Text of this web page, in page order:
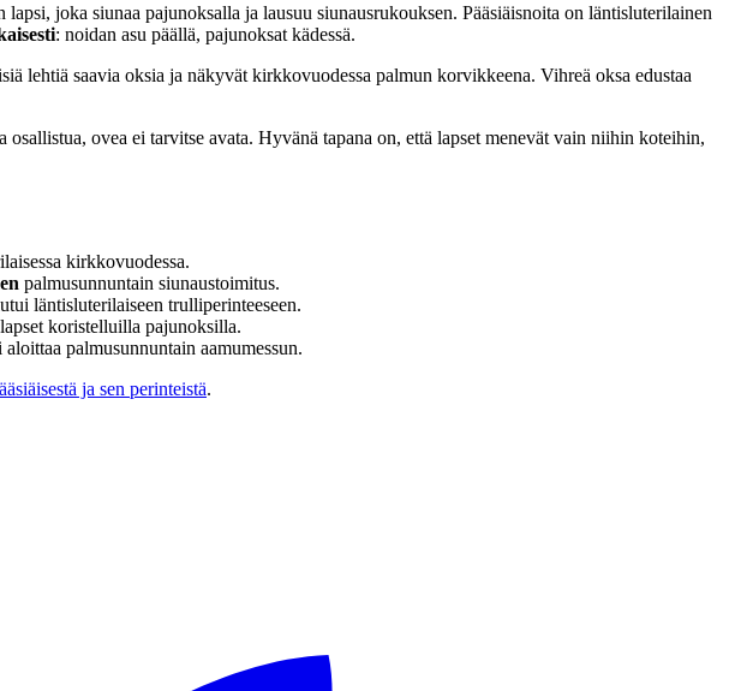
joka siunaa pajunoksalla ja lausuu siunausrukouksen. Pääsiäisnoita on läntisluterilainen
: noidan asu päällä, pajunoksat kädessä.
lehtiä saavia oksia ja näkyvät kirkkovuodessa palmun korvikkeena. Vihreä oksa edustaa
osallistua, ovea ei tarvitse avata. Hyvänä tapana on, että lapset menevät vain niihin koteihin,
kirkkovuodessa.
palmusunnuntain siunaustoimitus.
läntisluterilaiseen trulliperinteeseen.
koristelluilla pajunoksilla.
aloittaa palmusunnuntain aamumessun.
ja sen perinteistä.